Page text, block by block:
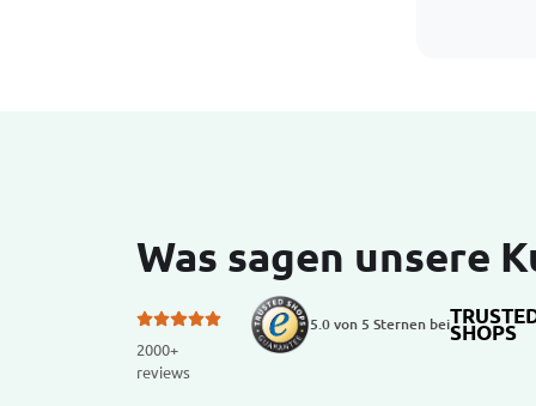
Was sagen unsere
2000+
reviews
5.0 von 5 Sternen beiSHOPS